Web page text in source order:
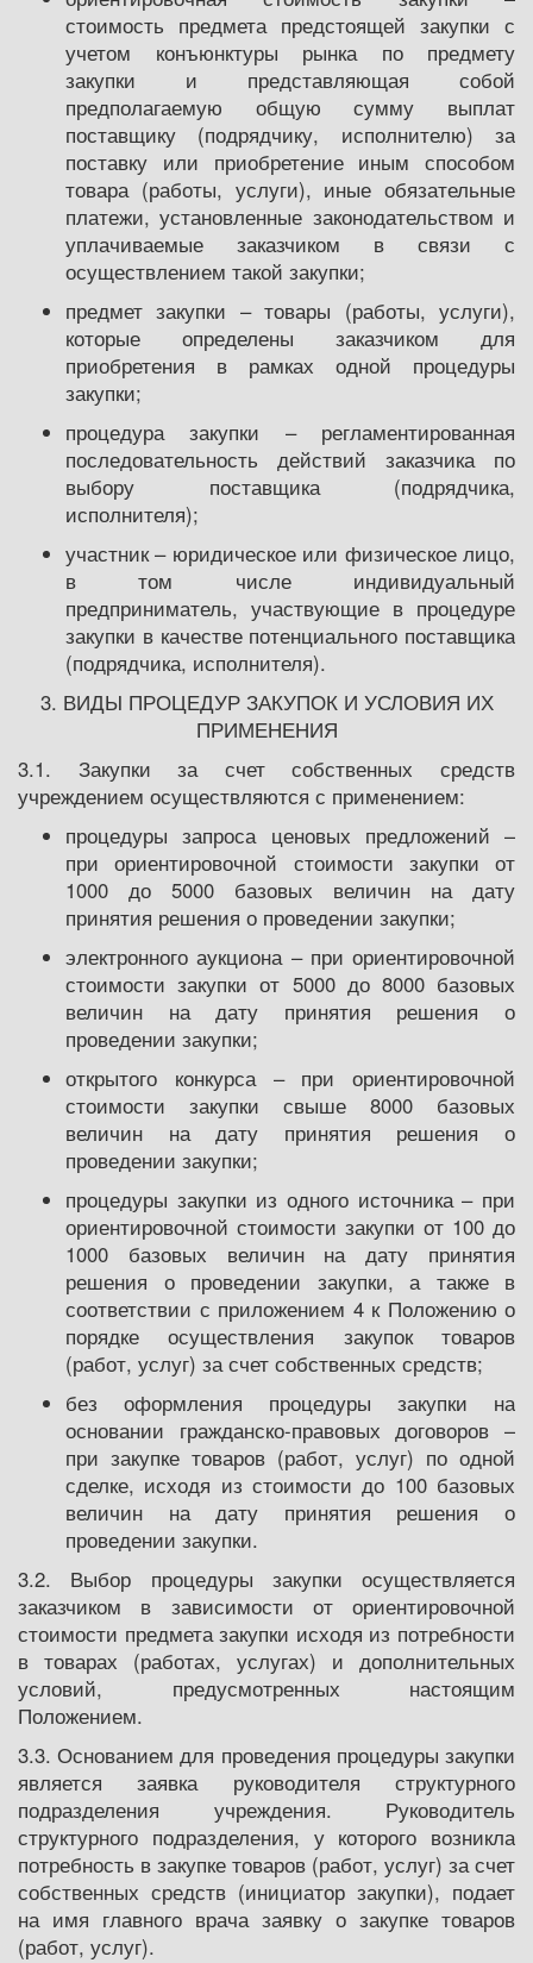
стоимость предмета предстоящей закупки с
учетом конъюнктуры рынка по предмету
закупки и представляющая собой
предполагаемую общую сумму выплат
поставщику (подрядчику, исполнителю) за
поставку или приобретение иным способом
товара (работы, услуги), иные обязательные
платежи, установленные законодательством и
уплачиваемые заказчиком в связи с
осуществлением такой закупки;
предмет закупки – товары (работы, услуги),
которые определены заказчиком для
приобретения в рамках одной процедуры
закупки;
процедура закупки – регламентированная
последовательность действий заказчика по
выбору поставщика (подрядчика,
исполнителя);
участник – юридическое или физическое лицо,
в том числе индивидуальный
предприниматель, участвующие в процедуре
закупки в качестве потенциального поставщика
(подрядчика, исполнителя).
3. ВИДЫ ПРОЦЕДУР ЗАКУПОК И УСЛОВИЯ ИХ
ПРИМЕНЕНИЯ
3.1. Закупки за счет собственных средств
учреждением осуществляются с применением:
процедуры запроса ценовых предложений –
при ориентировочной стоимости закупки от
1000 до 5000 базовых величин на дату
принятия решения о проведении закупки;
электронного аукциона – при ориентировочной
стоимости закупки от 5000 до 8000 базовых
величин на дату принятия решения о
проведении закупки;
открытого конкурса – при ориентировочной
стоимости закупки свыше 8000 базовых
величин на дату принятия решения о
проведении закупки;
процедуры закупки из одного источника – при
ориентировочной стоимости закупки от 100 до
1000 базовых величин на дату принятия
решения о проведении закупки, а также в
соответствии с приложением 4 к Положению о
порядке осуществления закупок товаров
(работ, услуг) за счет собственных средств;
без оформления процедуры закупки на
основании гражданско-правовых договоров –
при закупке товаров (работ, услуг) по одной
сделке, исходя из стоимости до 100 базовых
величин на дату принятия решения о
проведении закупки.
3.2. Выбор процедуры закупки осуществляется
заказчиком в зависимости от ориентировочной
стоимости предмета закупки исходя из потребности
в товарах (работах, услугах) и дополнительных
условий, предусмотренных настоящим
Положением.
3.3. Основанием для проведения процедуры закупки
является заявка руководителя структурного
подразделения учреждения. Руководитель
структурного подразделения, у которого возникла
потребность в закупке товаров (работ, услуг) за счет
собственных средств (инициатор закупки), подает
на имя главного врача заявку о закупке товаров
(работ, услуг).